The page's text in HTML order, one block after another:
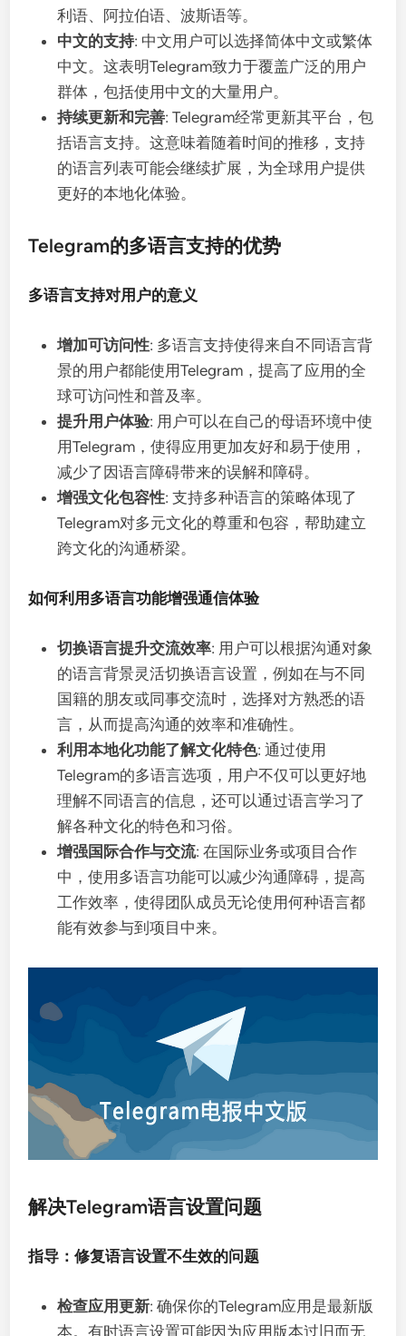
利语、阿拉伯语、波斯语等。
中文的支持: 中文用户可以选择简体中文或繁体
中文。这表明Telegram致力于覆盖广泛的用户
群体，包括使用中文的大量用户。
持续更新和完善: Telegram经常更新其平台，包
括语言支持。这意味着随着时间的推移，支持
的语言列表可能会继续扩展，为全球用户提供
更好的本地化体验。
Telegram的多语言支持的优势
多语言支持对用户的意义
增加可访问性: 多语言支持使得来自不同语言背
景的用户都能使用Telegram，提高了应用的全
球可访问性和普及率。
提升用户体验: 用户可以在自己的母语环境中使
用Telegram，使得应用更加友好和易于使用，
减少了因语言障碍带来的误解和障碍。
增强文化包容性: 支持多种语言的策略体现了
Telegram对多元文化的尊重和包容，帮助建立
跨文化的沟通桥梁。
如何利用多语言功能增强通信体验
切换语言提升交流效率: 用户可以根据沟通对象
的语言背景灵活切换语言设置，例如在与不同
国籍的朋友或同事交流时，选择对方熟悉的语
言，从而提高沟通的效率和准确性。
利用本地化功能了解文化特色: 通过使用
Telegram的多语言选项，用户不仅可以更好地
理解不同语言的信息，还可以通过语言学习了
解各种文化的特色和习俗。
增强国际合作与交流: 在国际业务或项目合作
中，使用多语言功能可以减少沟通障碍，提高
工作效率，使得团队成员无论使用何种语言都
能有效参与到项目中来。
解决Telegram语言设置问题
指导：修复语言设置不生效的问题
检查应用更新: 确保你的Telegram应用是最新版
本。有时语言设置可能因为应用版本过旧而无